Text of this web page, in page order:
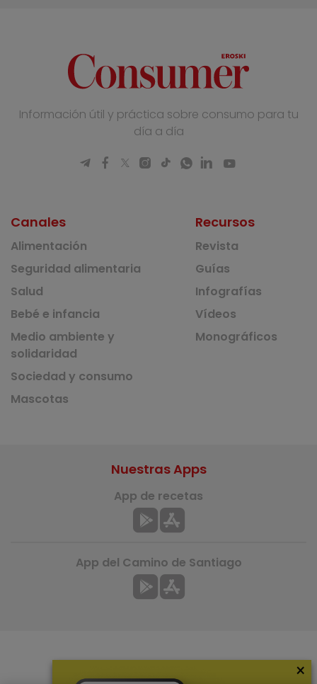
Información útil y práctica sobre consumo para tu
día a día
Canales
Alimentación
Seguridad alimentaria
Salud
Bebé e infancia
Medio ambiente y
solidaridad
Sociedad y consumo
Mascotas
Recursos
Revista
Guías
Infografías
Vídeos
Monográficos
Nuestras Apps
App de recetas
App del Camino de Santiago
×